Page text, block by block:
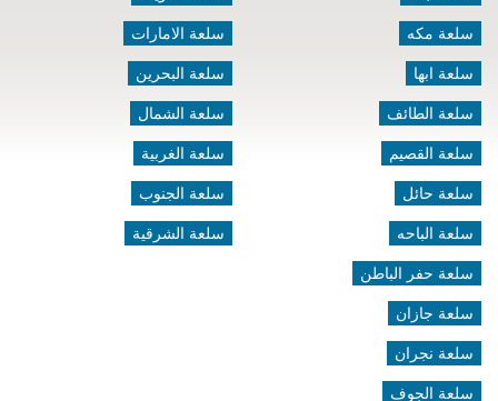
سلعة مكه
سلعة ابها
سلعة الطائف
سلعة القصيم
سلعة حائل
سلعة الباحه
سلعة حفر الباطن
سلعة جازان
سلعة نجران
سلعة الجوف
سلعة الامارات
سلعة البحرين
سلعة الشمال
سلعة الغربية
سلعة الجنوب
سلعة الشرقية